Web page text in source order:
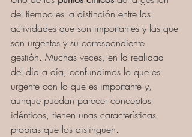
del tiempo es la distinción entre las
actividades que son importantes y las que
son urgentes y su correspondiente
gestión. Muchas veces, en la realidad
del día a día, confundimos lo que es
urgente con lo que es importante y,
aunque puedan parecer conceptos
idénticos, tienen unas características
propias que los distinguen.